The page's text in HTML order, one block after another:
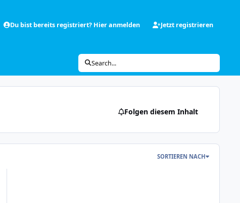
Du bist bereits registriert? Hier anmelden Jetzt registrieren
Search...
Folgen diesem Inhalt
SORTIEREN NACH
Zähler (Eastron SDM72D-M-2)